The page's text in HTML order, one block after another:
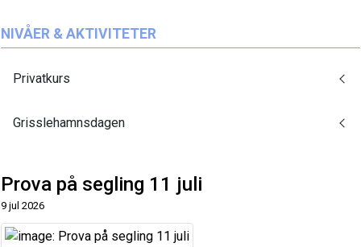
NIVÅER & AKTIVITETER
Privatkurs
Grisslehamnsdagen
Prova på segling 11 juli
9 jul 2026